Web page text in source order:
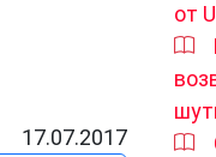
17.07.2017
от